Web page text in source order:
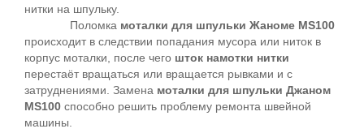
нитки на шпульку.
Поломка моталки для шпульки Жаноме MS100
происходит в следствии попадания мусора или ниток в
корпус моталки, после чего шток намотки нитки
перестаёт вращаться или вращается рывками и с
затруднениями. Замена моталки для шпульки Джаном
MS100 способно решить проблему ремонта швейной
машины.